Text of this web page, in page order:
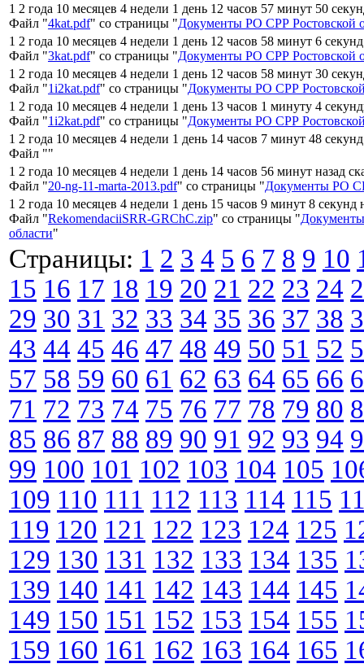
1 2 года 10 месяцев 4 недели 1 день 12 часов 57 минут 50
Файл "4kat.pdf" со страницы "Документы РО СРР Ростовской
1 2 года 10 месяцев 4 недели 1 день 12 часов 58 минут 6
Файл "3kat.pdf" со страницы "Документы РО СРР Ростовской
1 2 года 10 месяцев 4 недели 1 день 12 часов 58 минут 30
Файл "1i2kat.pdf" со страницы "Документы РО СРР
1 2 года 10 месяцев 4 недели 1 день 13 часов 1 минуту 4
Файл "1i2kat.pdf" со страницы "Документы РО СРР
1 2 года 10 месяцев 4 недели 1 день 14 часов 7 минут 48
Файл ""
1 2 года 10 месяцев 4 недели 1 день 14 часов 56 минут назад
Файл "20-ng-11-marta-2013.pdf" со страницы "Документы РО
1 2 года 10 месяцев 4 недели 1 день 15 часов 9 минут 8 секунд
Файл "RekomendaciiSRR-GRChC.zip" со страницы "
области"
Страницы: 1 2 3 4 5 6 7 8 9 10
15 16 17 18 19 20 21 22 23 24
29 30 31 32 33 34 35 36 37 38
43 44 45 46 47 48 49 50 51 52
57 58 59 60 61 62 63 64 65 66
71 72 73 74 75 76 77 78 79 80
85 86 87 88 89 90 91 92 93 94
99 100 101 102 103 104 105
109 110 111 112 113 114 115
119 120 121 122 123 124 125
129 130 131 132 133 134 135
139 140 141 142 143 144 145
149 150 151 152 153 154 155
159 160 161 162 163 164 165